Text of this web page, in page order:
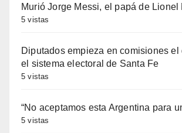
Murió Jorge Messi, el papá de Lionel
5 vistas
Diputados empieza en comisiones el
el sistema electoral de Santa Fe
5 vistas
“No aceptamos esta Argentina para
5 vistas